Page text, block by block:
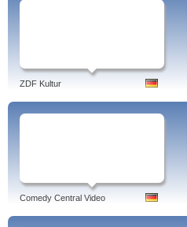
ZDF Kultur
Comedy Central Video